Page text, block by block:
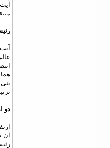
ترتیب از اول
دو
آن